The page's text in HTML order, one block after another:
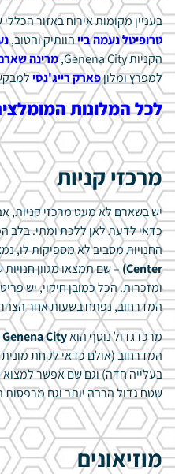
בעניין מקומות אירוח באזור
טרופיטל נעמה בייהוותיק והטוב,
הקניות Genena City,
מרינה
למפרץ ומלוןפארק רייג'נסי
לכל המלונות
מרכזי קניות
יש בשארם לא מעט מרכזי קניות,
כדאי לדעת לאן ללכת ומתי. בלב
החנויות מסביב לא מספיקות לו,
Center) – שם תמצאו מגוון
ומזכרות. הכל כמובן חיקוי, יש
המדרחוב, נפתח בשעות אחר
מרכז גדול נוסף הואGenena City
המדרחוב (אולם כדאי לקחת
בעלייה חדה) וגם שם אפשר
שטח גדול הרבה יותר וגם
מוזיאונים